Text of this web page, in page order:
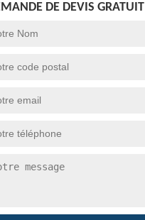
DE DEVIS GRATUIT